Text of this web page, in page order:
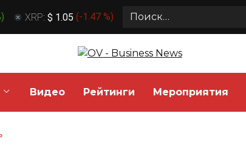
) XRP: $ 1.05 (-1.47 %)
Search
Видео Рейтинги Мероприятия